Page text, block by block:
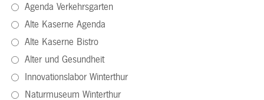
Agenda Verkehrsgarten
Alte Kaserne Agenda
Alte Kaserne Bistro
Alter und Gesundheit
Innovationslabor Winterthur
Naturmuseum Winterthur